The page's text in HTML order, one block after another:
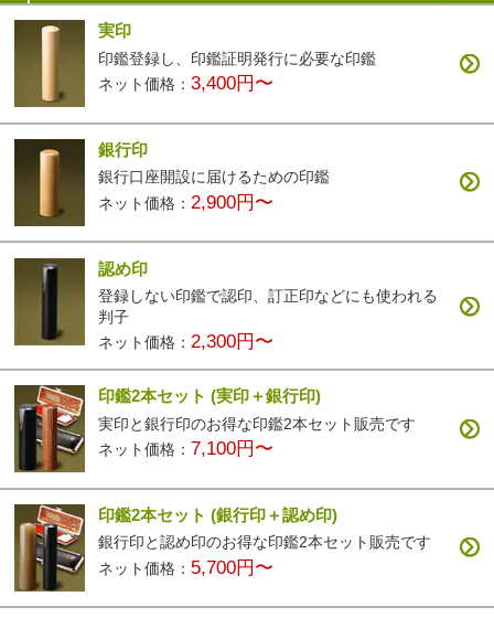
実印
印鑑登録し、印鑑証明発行に必要な印鑑
ネット価格：3,400円〜
銀行印
銀行口座開設に届けるための印鑑
ネット価格： 2,900円〜
認め印
登録しない印鑑で認印、訂正印などにも使われる
判子
ネット価格：2,300円〜
印鑑2本セット(実印＋銀行印)
実印と銀行印のお得な印鑑2本セット販売です
ネット価格： 7,100円〜
印鑑2本セット(銀行印＋認め印)
銀行印と認め印のお得な印鑑2本セット販売です
ネット価格： 5,700円〜